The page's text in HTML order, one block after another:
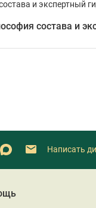
состава и
Написать